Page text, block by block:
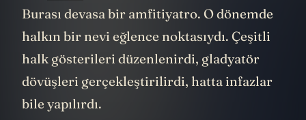
Burası devasa bir amfitiyatro. O dönemde
halkın bir nevi eğlence noktasıydı. Çeşitli
halk gösterileri düzenlenirdi, gladyatör
dövüşleri gerçekleştirilirdi, hatta infazlar
bile yapılırdı.